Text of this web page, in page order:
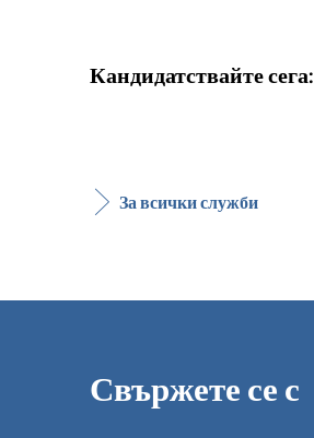
Кандидатствайте сега:
За всички служби
Свържете се с